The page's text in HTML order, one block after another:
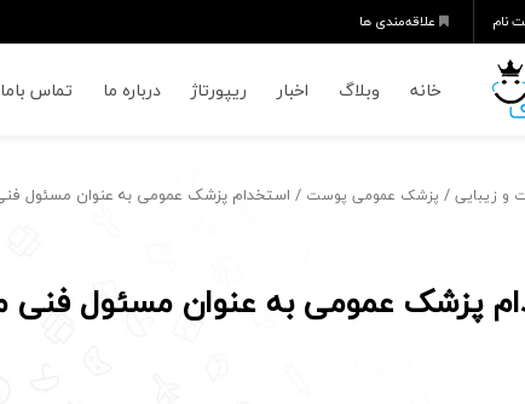
نام علاقه‌مندی ها
خانه وبلاگ اخبار ریپورتاژ درباره ما تماس باما
و زیبایی / پزشک عمومی پوست / استخدام پزشک عمومی به عنوان مسئول
پزشک عمومی به عنوان مسئول فنی